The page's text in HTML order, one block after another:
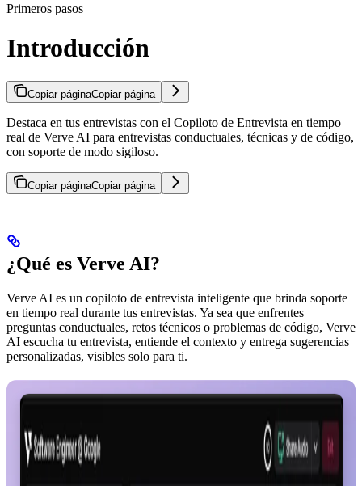
Primeros pasos
Introducción
Copiar páginaCopiar página
Destaca en tus entrevistas con el Copiloto de Entrevista en tiempo
real de Verve AI para entrevistas conductuales, técnicas y de código,
con soporte de modo sigiloso.
Copiar páginaCopiar página
¿Qué es Verve AI?
Verve AI es un copiloto de entrevista inteligente que brinda soporte
en tiempo real durante tus entrevistas. Ya sea que enfrentes
preguntas conductuales, retos técnicos o problemas de código, Verve
AI escucha tu entrevista, entiende el contexto y entrega sugerencias
personalizadas, visibles solo para ti.